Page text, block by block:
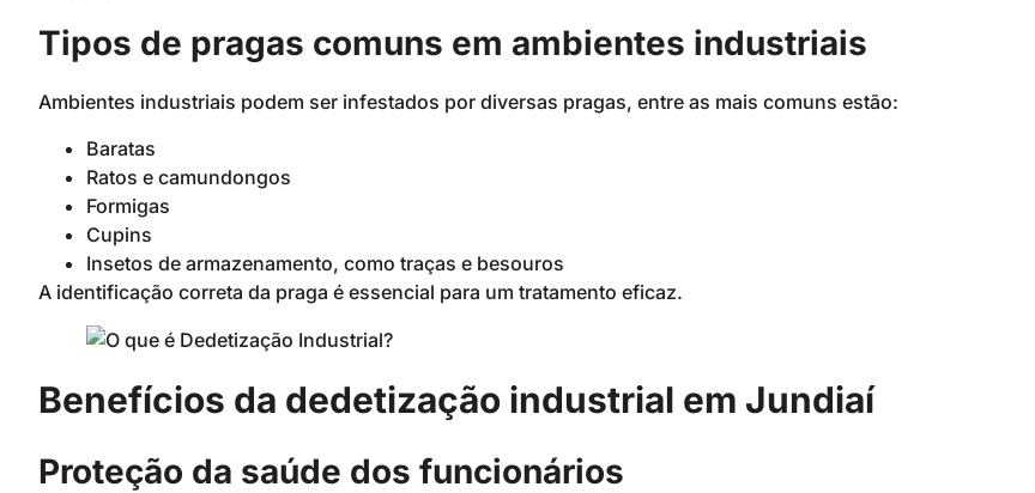
Tipos de pragas comuns em ambientes industriais
Ambientes industriais podem ser infestados por diversas pragas, entre as mais comuns estão:
Baratas
Ratos e camundongos
Formigas
Cupins
Insetos de armazenamento, como traças e besouros
A identificação correta da praga é essencial para um tratamento eficaz.
Benefícios da dedetização industrial em Jundiaí
Proteção da saúde dos funcionários